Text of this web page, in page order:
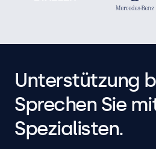
Unterstützung
Sprechen Sie
Spezialisten.